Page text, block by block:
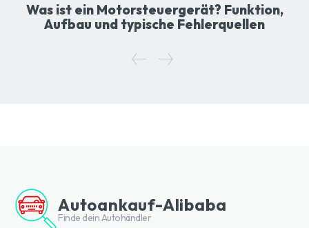
Was ist ein Motorsteuergerät? Funktion,
Aufbau und typische Fehlerquellen
Autoankauf-Alibaba
Finde dein Autohändler